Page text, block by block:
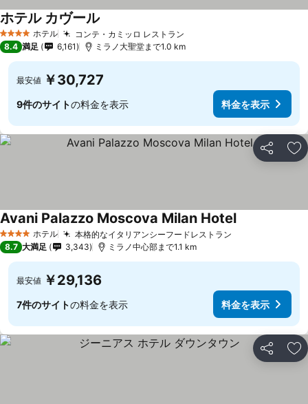
4 ホテルのランク
ホテル コンテ・カミッロ レストラン
ホテル カヴール
8.4 満足 6,161 ミラノ大聖堂まで1.0 km
最安値 ￥30,727
9件のサイトの料金を表示 料金を表示
シェア お
4 ホテルのランク
ホテル 本格的なイタリアンシーフードレストラン
Avani Palazzo Moscova Milan Hotel
8.7 大満足 3,343 ミラノ中心部まで1.1 km
最安値 ￥29,136
7件のサイトの料金を表示 料金を表示
シェア お